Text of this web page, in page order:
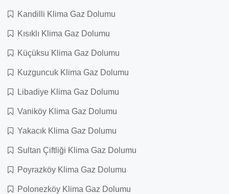
Kandilli Klima Gaz Dolumu
Kısıklı Klima Gaz Dolumu
Küçüksu Klima Gaz Dolumu
Kuzguncuk Klima Gaz Dolumu
Libadiye Klima Gaz Dolumu
Vaniköy Klima Gaz Dolumu
Yakacık Klima Gaz Dolumu
Sultan Çiftliği Klima Gaz Dolumu
Poyrazköy Klima Gaz Dolumu
Polonezköy Klima Gaz Dolumu